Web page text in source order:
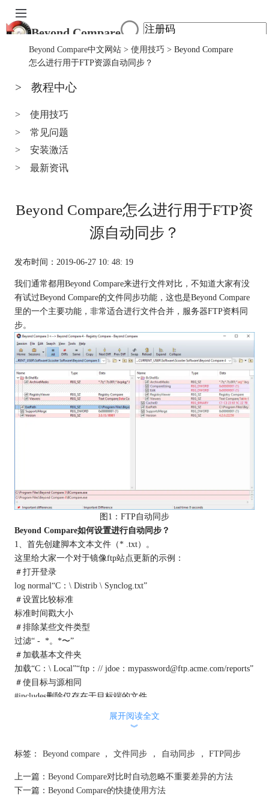
Beyond Compare
首页
服务中心
Beyond Compare中文网站> 使用技巧 > Beyond Compare
怎么进行用于FTP资源自动同步？
> 教程中心
>
使用技巧
>
常见问题
>
安装激活
>
最新资讯
Beyond Compare怎么进行用于FTP资
源自动同步？
发布时间：2019-06-27 10: 48: 19
我们通常都用Beyond Compare来进行文件对比，不知道大家有没
有试过Beyond Compare的文件同步功能，这也是Beyond Compare
里的一个主要功能，非常适合进行文件合并，服务器FTP资料同
步。
图1：FTP自动同步
Beyond Compare如何设置进行自动同步？
1、首先创建脚本文本文件（* .txt）。
这里给大家一个对于镜像ftp站点更新的示例：
＃打开登录
log normal“C：\ Distrib \ Synclog.txt”
＃设置比较标准
标准时间戳大小
＃排除某些文件类型
过滤“ - *。*〜”
＃加载基本文件夹
加载“C：\ Local”“ftp：// jdoe：mypassword@ftp.acme.com/reports”
＃使目标与源相同
#includes删除仅存在于目标端的文件
此示例使用日志和过滤器。日志对于跟踪更改非常有用。为了防
2、通过将前缀为'@'的脚本的完整文件名作为Beyond Compare的
"C:\Program Files (x86)\Beyond Compare 4\BCompare.exe"
@C:\bcscript.txt
展开阅读全文
︾
标签： Beyond compare ， 文件同步 ， 自动同步 ， FTP同步
上一篇： Beyond Compare对比时自动忽略不重要差异的方法
下一篇： Beyond Compare的快捷使用方法